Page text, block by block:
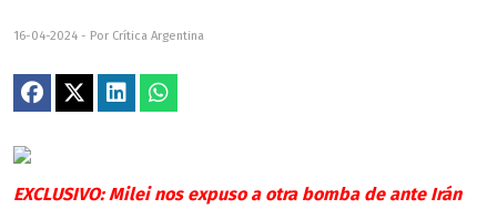
16-04-2024 - Por Crítica Argentina
EXCLUSIVO: Milei nos expuso a otra bomba de ante Irán